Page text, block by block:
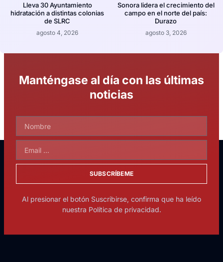
Lleva 30 Ayuntamiento
hidratación a distintas colonias
de SLRC
agosto 4, 2026
Sonora lidera el crecimiento del
campo en el norte del país:
Durazo
agosto 3, 2026
Manténgase al día con las últimas
noticias
SUBSCRÍBEME
Al presionar el botón Suscribirse, confirma que ha leído
nuestra Política de privacidad.